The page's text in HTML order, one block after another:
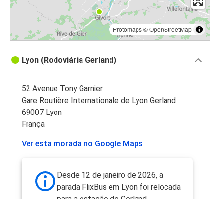
Protomaps©OpenStreetMap
Lyon (Rodoviária Gerland)
52 Avenue Tony Garnier
Gare Routière Internationale de Lyon Gerland
69007 Lyon
França
Ver esta morada no Google Maps
Desde 12 de janeiro de 2026, a
parada FlixBus em Lyon foi relocada